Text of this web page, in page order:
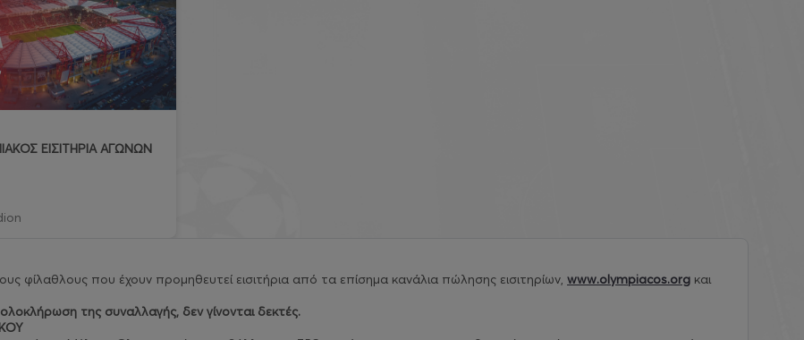
ΕΙΣΙΤΗΡΙΑ ΑΓΩΝΩΝ
φίλαθλους που έχουν προμηθευτεί εισιτήρια από τα επίσημα κανάλια πώλησης εισιτηρίων, www.olympiacos.org και
της συναλλαγής, δεν γίνονται δεκτές.